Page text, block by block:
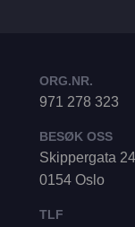
ORG.NR.
971 278 323
BESØK OSS
Skippergata 24
0154 Oslo
TLF